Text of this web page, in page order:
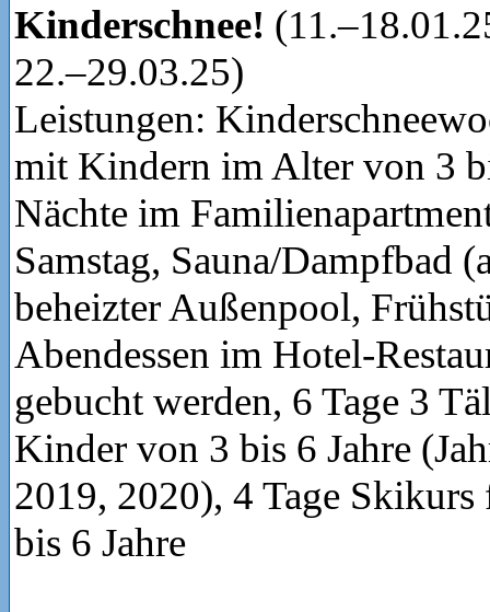
Kinderschnee!
22.–29.03.25)
Leistungen:
mit Kindern im Alter von 3
Nächte im
Samstag, Sauna/Dampfbad
beheizter Außenpool,
Abendessen im Hotel-
gebucht werden, 6 Tage 3
Kinder von 3 bis 6 Jahre
2019, 2020), 4 Tage
bis 6 Jahre